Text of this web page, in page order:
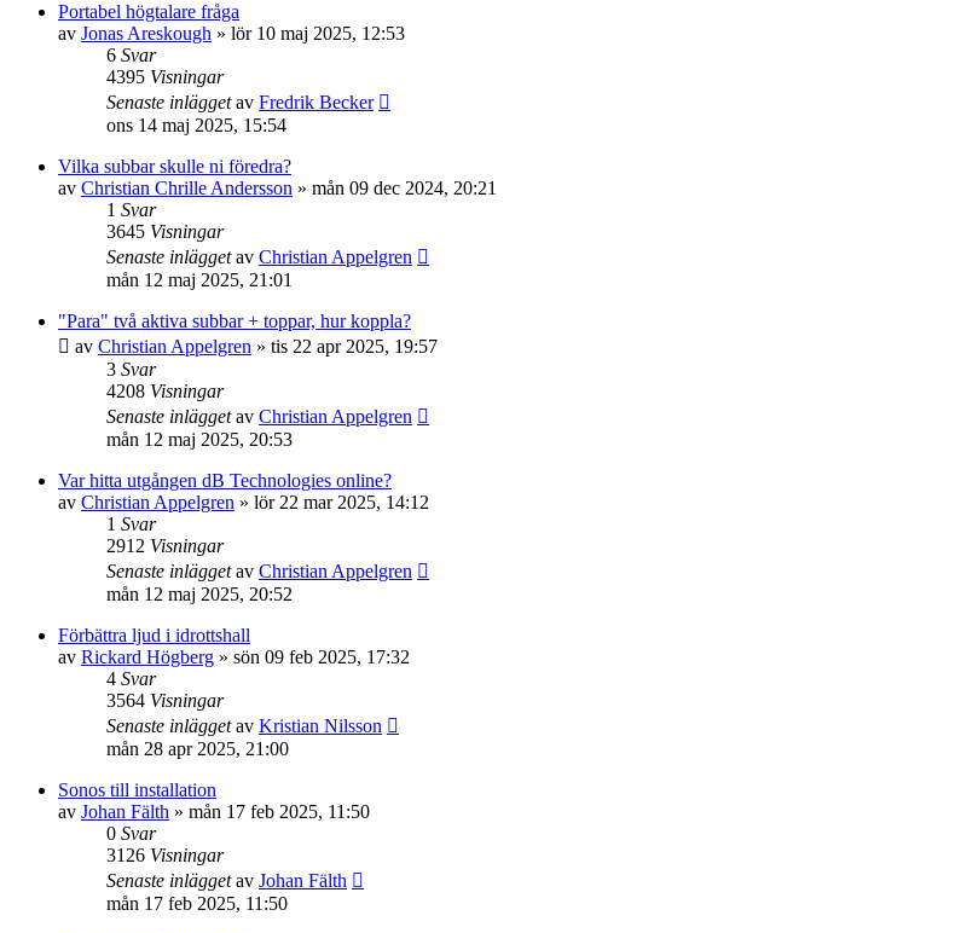
Portabel högtalare fråga
av Jonas Areskough » lör 10 maj 2025, 12:53
6 Svar
4395 Visningar
Senaste inläggetav Fredrik Becker
ons 14 maj 2025, 15:54
Vilka subbar skulle ni föredra?
av Christian Chrille Andersson » mån 09 dec 2024, 20:21
1 Svar
3645 Visningar
Senaste inläggetav Christian Appelgren
mån 12 maj 2025, 21:01
"Para" två aktiva subbar + toppar, hur koppla?
av Christian Appelgren » tis 22 apr 2025, 19:57
3 Svar
4208 Visningar
Senaste inläggetav Christian Appelgren
mån 12 maj 2025, 20:53
Var hitta utgången dB Technologies online?
av Christian Appelgren » lör 22 mar 2025, 14:12
1 Svar
2912 Visningar
Senaste inläggetav Christian Appelgren
mån 12 maj 2025, 20:52
Förbättra ljud i idrottshall
av Rickard Högberg » sön 09 feb 2025, 17:32
4 Svar
3564 Visningar
Senaste inläggetav Kristian Nilsson
mån 28 apr 2025, 21:00
Sonos till installation
av Johan Fälth » mån 17 feb 2025, 11:50
0 Svar
3126 Visningar
Senaste inläggetav Johan Fälth
mån 17 feb 2025, 11:50